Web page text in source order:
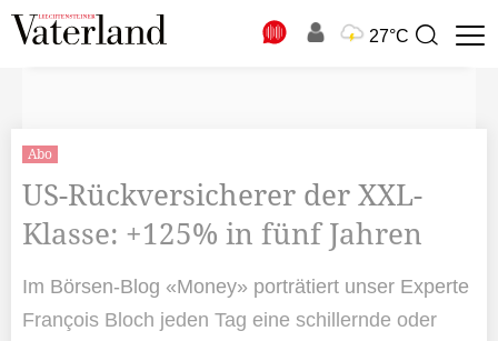
27°C
Suchbegriff
Abo
US-Rückversicherer der XXL-
Klasse: +125% in fünf Jahren
Im Börsen-Blog «Money» porträtiert unser Experte
François Bloch jeden Tag eine schillernde oder